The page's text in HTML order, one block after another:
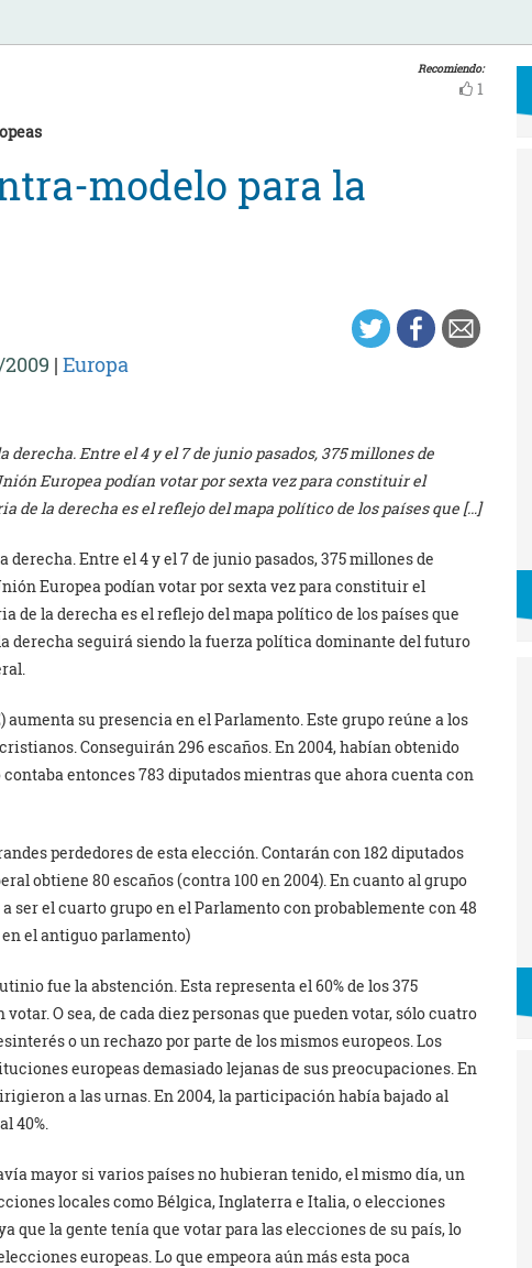
Recomiendo:
1
modelo para la
| Europa
derecha. Entre el 4 y el 7 de junio pasados, 375 millones de
Europea podían votar por sexta vez para constituir el
de la derecha es el reflejo del mapa político de los países que […]
derecha. Entre el 4 y el 7 de junio pasados, 375 millones de
Europea podían votar por sexta vez para constituir el
de la derecha es el reflejo del mapa político de los países que
derecha seguirá siendo la fuerza política dominante del futuro
aumenta su presencia en el Parlamento. Este grupo reúne a los
Conseguirán 296 escaños. En 2004, habían obtenido
entonces 783 diputados mientras que ahora cuenta con
perdedores de esta elección. Contarán con 182 diputados
obtiene 80 escaños (contra 100 en 2004). En cuanto al grupo
ser el cuarto grupo en el Parlamento con probablemente con 48
el antiguo parlamento)
fue la abstención. Esta representa el 60% de los 375
O sea, de cada diez personas que pueden votar, sólo cuatro
o un rechazo por parte de los mismos europeos. Los
europeas demasiado lejanas de sus preocupaciones. En
a las urnas. En 2004, la participación había bajado al
40%.
mayor si varios países no hubieran tenido, el mismo día, un
locales como Bélgica, Inglaterra e Italia, o elecciones
que la gente tenía que votar para las elecciones de su país, lo
europeas. Lo que empeora aún más esta poca